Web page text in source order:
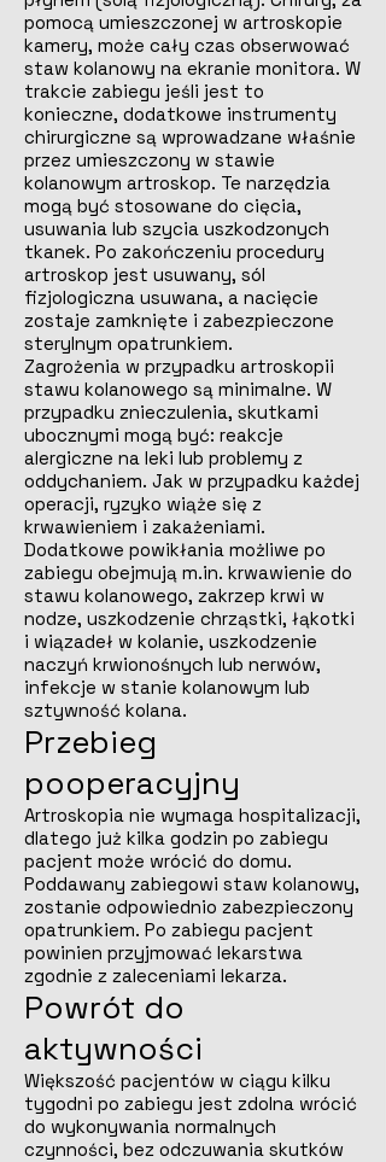
pomocą umieszczonej w artroskopie
kamery, może cały czas obserwować
staw kolanowy na ekranie monitora. W
trakcie zabiegu jeśli jest to
konieczne, dodatkowe instrumenty
chirurgiczne są wprowadzane właśnie
przez umieszczony w stawie
kolanowym artroskop. Te narzędzia
mogą być stosowane do cięcia,
usuwania lub szycia uszkodzonych
tkanek. Po zakończeniu procedury
artroskop jest usuwany, sól
fizjologiczna usuwana, a nacięcie
zostaje zamknięte i zabezpieczone
sterylnym opatrunkiem.
Zagrożenia w przypadku artroskopii
stawu kolanowego są minimalne. W
przypadku znieczulenia, skutkami
ubocznymi mogą być: reakcje
alergiczne na leki lub problemy z
oddychaniem. Jak w przypadku każdej
operacji, ryzyko wiąże się z
krwawieniem i zakażeniami.
Dodatkowe powikłania możliwe po
zabiegu obejmują m.in. krwawienie do
stawu kolanowego, zakrzep krwi w
nodze, uszkodzenie chrząstki, łąkotki
i wiązadeł w kolanie, uszkodzenie
naczyń krwionośnych lub nerwów,
infekcje w stanie kolanowym lub
sztywność kolana.
Przebieg
pooperacyjny
Artroskopia nie wymaga hospitalizacji,
dlatego już kilka godzin po zabiegu
pacjent może wrócić do domu.
Poddawany zabiegowi staw kolanowy,
zostanie odpowiednio zabezpieczony
opatrunkiem. Po zabiegu pacjent
powinien przyjmować lekarstwa
zgodnie z zaleceniami lekarza.
Powrót do
aktywności
Większość pacjentów w ciągu kilku
tygodni po zabiegu jest zdolna wrócić
do wykonywania normalnych
czynności, bez odczuwania skutków